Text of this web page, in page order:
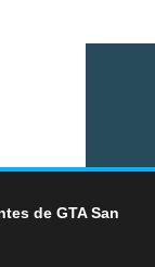
de GTA San